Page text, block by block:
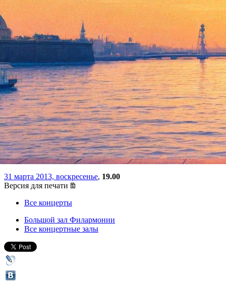
Гастроли симфонического
оркестра Баварского радио
под управлением Мариса
Янсонса
31 марта 2013, воскресенье, 19.00
Версия для печати
Все концерты
Большой зал Филармонии
Все концертные залы